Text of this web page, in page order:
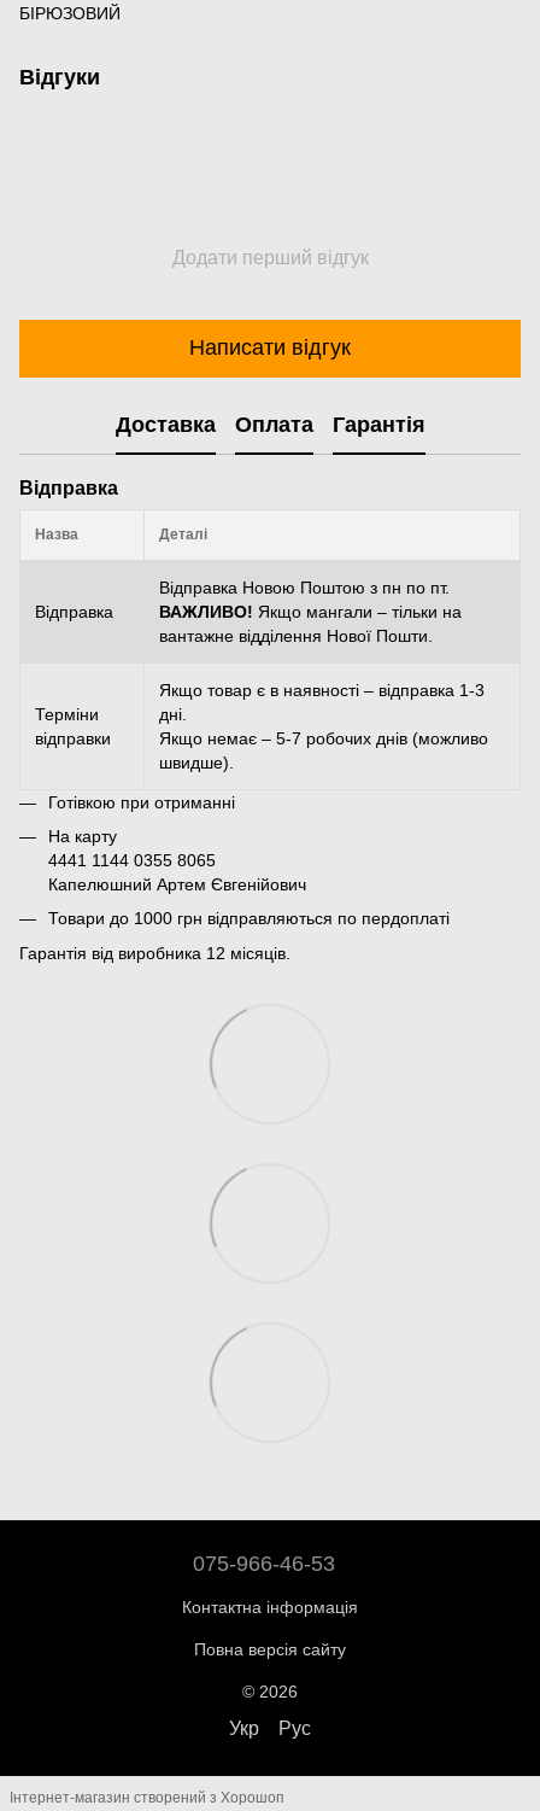
БІРЮЗОВИЙ
Відгуки
Додати перший відгук
Написати відгук
Доставка Оплата Гарантія
Відправка
Назва Деталі
Відправка
Відправка Новою Поштою з пн по пт.
ВАЖЛИВО! Якщо мангали – тільки на
вантажне відділення Нової Пошти.
Терміни
відправки
Якщо товар є в наявності – відправка 1-3
дні.
Якщо немає – 5-7 робочих днів (можливо
швидше).
Готівкою при отриманні
На карту
4441 1144 0355 8065
Капелюшний Артем Євгенійович
Товари до 1000 грн відправляються по пердоплаті
Гарантія від виробника 12 місяців.
075-966-46-53
Контактна інформація
Повна версія сайту
© 2026
Укр Рус
Інтернет-магазин створений з Хорошоп